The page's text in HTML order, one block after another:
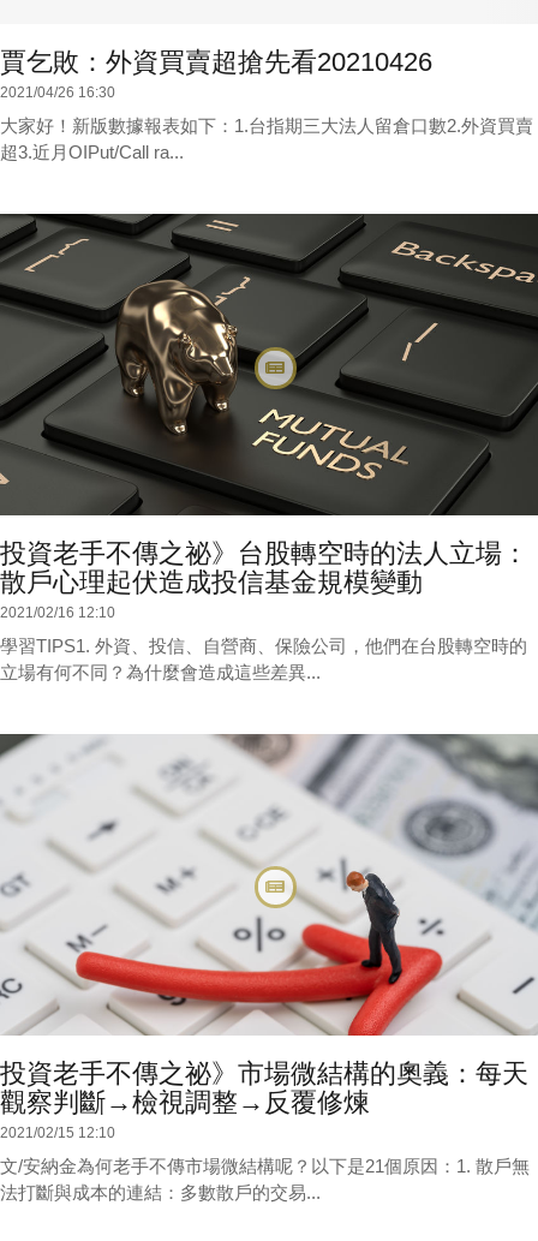
賈乞敗：外資買賣超搶先看20210426
2021/04/26 16:30
大家好！新版數據報表如下：1.台指期三大法人留倉口數2.外資買賣
超3.近月OIPut/Call ra...
投資老手不傳之祕》台股轉空時的法人立場：
散戶心理起伏造成投信基金規模變動
2021/02/16 12:10
學習TIPS1. 外資、投信、自營商、保險公司，他們在台股轉空時的
立場有何不同？為什麼會造成這些差異...
投資老手不傳之祕》市場微結構的奧義：每天
觀察判斷→檢視調整→反覆修煉
2021/02/15 12:10
文/安納金為何老手不傳市場微結構呢？以下是21個原因：1. 散戶無
法打斷與成本的連結：多數散戶的交易...